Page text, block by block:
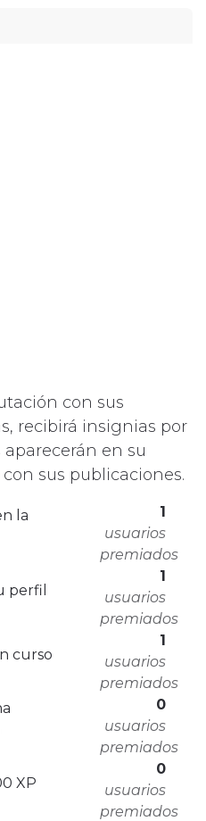
con sus
recibirá insignias por
en su
sus publicaciones.
la
1
usuarios
premiados
perfil
1
usuarios
premiados
curso
1
usuarios
premiados
0
usuarios
premiados
XP
0
usuarios
premiados